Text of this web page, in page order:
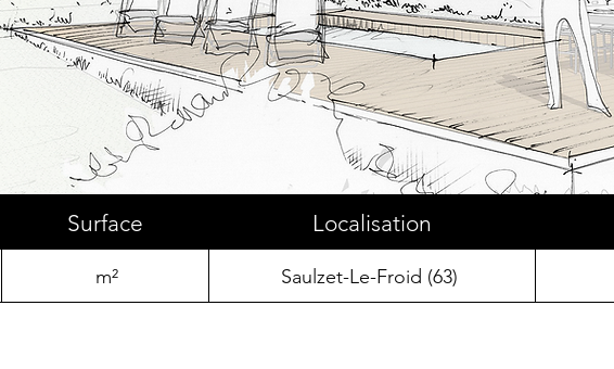
Surface Localisation
m² Saulzet-Le-Froid (63)